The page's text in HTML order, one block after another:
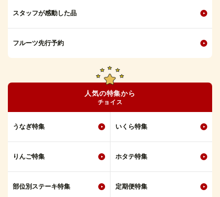
スタッフが感動した品
フルーツ先行予約
人気の特集から
チョイス
うなぎ特集 いくら特集
りんご特集 ホタテ特集
部位別ステーキ特集 定期便特集